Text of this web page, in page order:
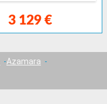
3 129 €
Azamara